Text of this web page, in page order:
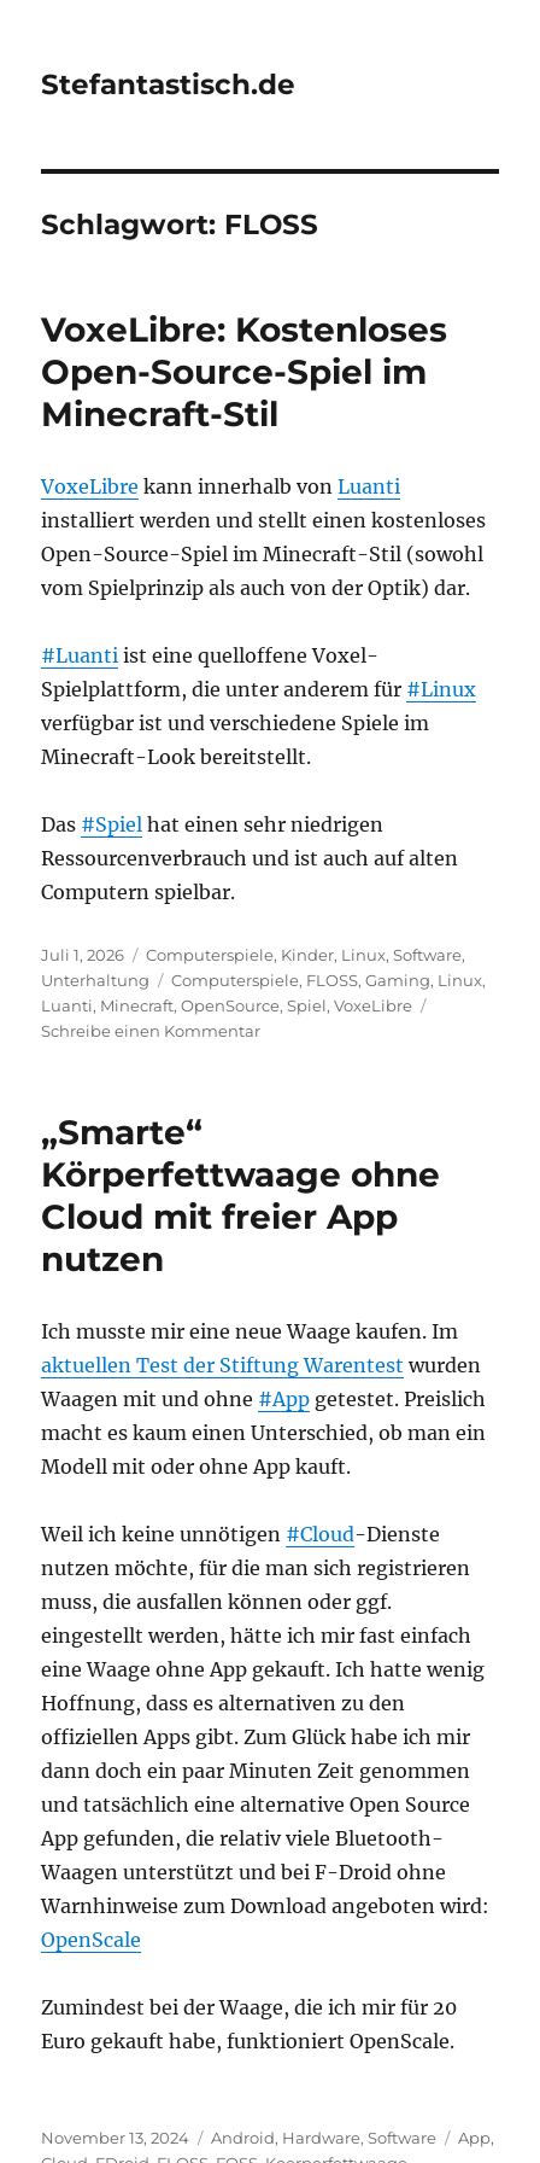
Stefantastisch.de
Schlagwort: FLOSS
VoxeLibre: Kostenloses
Open-Source-Spiel im
Minecraft-Stil
VoxeLibre kann innerhalb vonLuanti
installiert werden und stellt einen kostenloses
Open-Source-Spiel im Minecraft-Stil (sowohl
vom Spielprinzip als auch von der Optik) dar.
#Luanti ist eine quelloffene Voxel-
Spielplattform, die unter anderem für #Linux
verfügbar ist und verschiedene Spiele im
Minecraft-Look bereitstellt.
Das #Spiel hat einen sehr niedrigen
Ressourcenverbrauch und ist auch auf alten
Computern spielbar.
Veröffentlicht
am
Juli 1, 2026 Kategorien
Computerspiele, Kinder, Linux,Software,
Unterhaltung
Schlagwörter
Computerspiele, FLOSS,Gaming, Linux,
Luanti, Minecraft,OpenSource,Spiel,VoxeLibre
Schreibe einen Kommentarzu
im
Minecraft-
Stil
„Smarte“
Körperfettwaage ohne
Cloud mit freier App
nutzen
Ich musste mir eine neue Waage kaufen. Im
aktuellen Test der Stiftung Warentest wurden
Waagen mit und ohne #App getestet. Preislich
macht es kaum einen Unterschied, ob man ein
Modell mit oder ohne App kauft.
Weil ich keine unnötigen #Cloud-Dienste
nutzen möchte, für die man sich registrieren
muss, die ausfallen können oder ggf.
eingestellt werden, hätte ich mir fast einfach
eine Waage ohne App gekauft. Ich hatte wenig
Hoffnung, dass es alternativen zu den
offiziellen Apps gibt. Zum Glück habe ich mir
dann doch ein paar Minuten Zeit genommen
und tatsächlich eine alternative Open Source
App gefunden, die relativ viele Bluetooth-
Waagen unterstützt und bei F-Droid ohne
Warnhinweise zum Download angeboten wird:
OpenScale
Zumindest bei der Waage, die ich mir für 20
Euro gekauft habe, funktioniert OpenScale.
Veröffentlicht
November 13, 2024 Kategorien
Android, Hardware,Software App,